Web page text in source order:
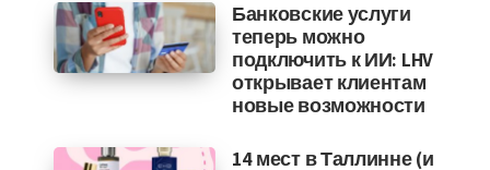
Банковские услуги
теперь можно
подключить к ИИ: LHV
открывает клиентам
новые возможности
14 мест в Таллинне (и